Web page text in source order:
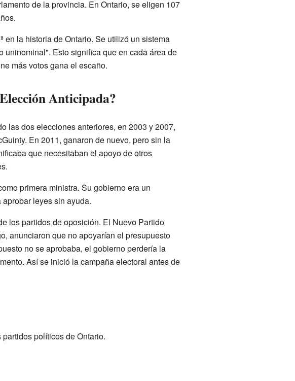
de la provincia. En Ontario, se eligen 107
en la historia de Ontario. Se utilizó un sistema
uninominal". Esto significa que en cada área de
más votos gana el escaño.
Anticipada?
las dos elecciones anteriores, en 2003 y 2007,
En 2011, ganaron de nuevo, pero sin la
que necesitaban el apoyo de otros
primera ministra. Su gobierno era un
leyes sin ayuda.
los partidos de oposición. El Nuevo Partido
anunciaron que no apoyarían el presupuesto
no se aprobaba, el gobierno perdería la
Así se inició la campaña electoral antes de
políticos de Ontario.